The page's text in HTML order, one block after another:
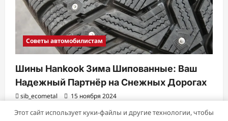
Советы автомобилистам
Шины Hankook Зима Шипованные: Ваш
Надежный Партнёр на Снежных Дорогах
sib_ecometal 15 ноября 2024
Этот сайт использует куки-файлы и другие технологии, чтобы